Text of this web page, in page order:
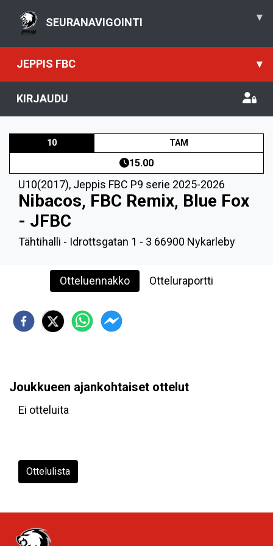
SEURANAVIGOINTI ▾
JEPPIS FBC ▾
KIRJAUDU
10 TAM
15.00
U10(2017), Jeppis FBC P9 serie 2025-2026
Nibacos, FBC Remix, Blue Fox
- JFBC
Tähtihalli - Idrottsgatan 1 - 3 66900 Nykarleby
Otteluennakko Otteluraportti
Joukkueen ajankohtaiset ottelut
Ei otteluita
Ottelulista